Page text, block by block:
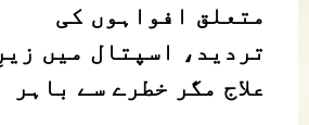
متعلق افواہوں کی
تردید، اسپتال میں زیرِ
علاج مگر خطرے سے باہر